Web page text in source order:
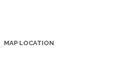
MAP LOCATION